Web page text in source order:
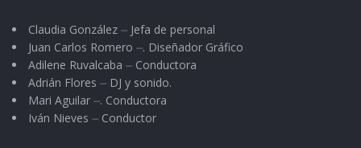
Claudia González ⏤ Jefa de personal
Juan Carlos Romero ⏤. Diseñador Gráfico
Adilene Ruvalcaba ⏤ Conductora
Adrián Flores ⏤ DJ y sonido.
Mari Aguilar ⏤. Conductora
Iván Nieves ⏤ Conductor